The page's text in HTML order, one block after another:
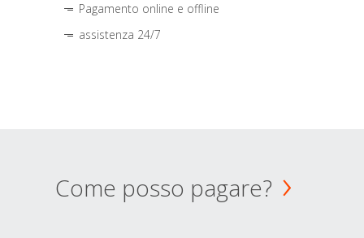
Pagamento online e offline
assistenza 24/7
Come posso pagare?